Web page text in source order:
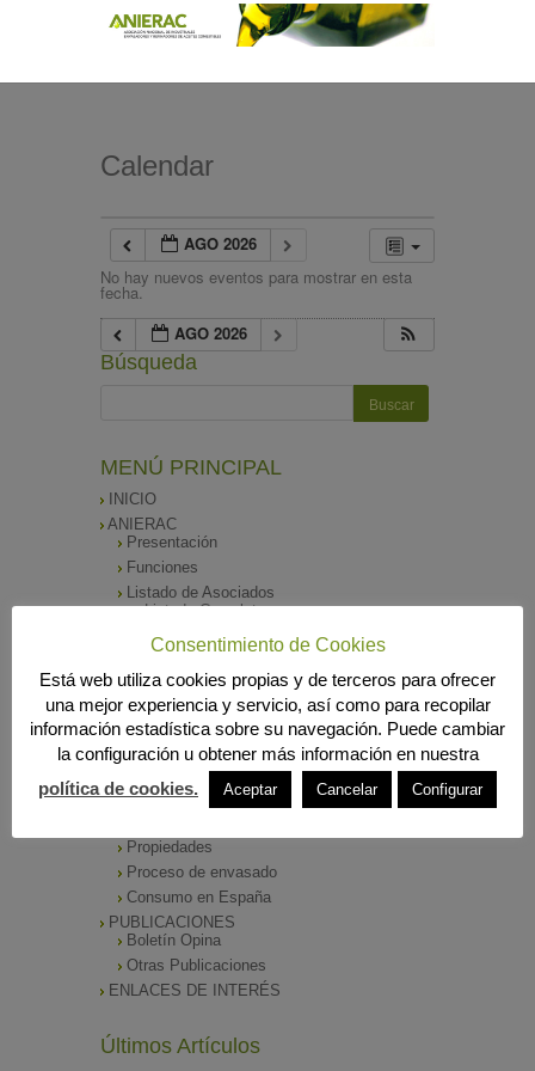
Calendar
AGO 2026
No hay nuevos eventos para mostrar en esta
fecha.
AGO 2026
Búsqueda
MENÚ PRINCIPAL
INICIO
ANIERAC
Presentación
Funciones
Listado de Asociados
Listado Completo
Como asociarse
SALA DE PRENSA
Notas de Prensa
Archivos Corporativos
GALERÍA DE IMÁGENES
CONTACTO
ENVASADO DE ACEITE
Propiedades
Proceso de envasado
Consumo en España
PUBLICACIONES
Boletín Opina
Otras Publicaciones
ENLACES DE INTERÉS
Últimos Artículos
Consentimiento de Cookies
Está web utiliza cookies propias y de terceros para ofrecer
una mejor experiencia y servicio, así como para recopilar
información estadística sobre su navegación. Puede cambiar
la configuración u obtener más información en nuestra
política de cookies.
Aceptar Cancelar Configurar